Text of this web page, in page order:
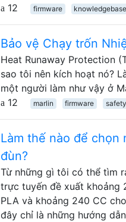
12
firmware knowledgebase
Bảo vệ Chạy trốn
Heat Runaway Protection
sao tôi nên kích hoạt nó?
một người làm như vậy ở
12
marlin firmware safety
Làm thế nào để chọn
đùn?
Từ những gì tôi có thể tìm
trực tuyến đề xuất khoảng
PLA và khoảng 240 CC
đây chỉ là những hướng